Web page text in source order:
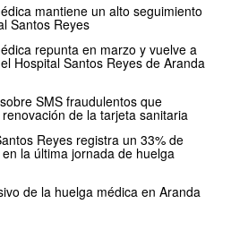
mantiene un alto seguimiento
Santos Reyes
repunta en marzo y vuelve a
Hospital Santos Reyes de Aranda
SMS fraudulentos que
de la tarjeta sanitaria
Reyes registra un 33% de
la última jornada de huelga
de la huelga médica en Aranda